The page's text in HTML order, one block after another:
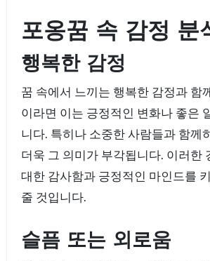
포옹꿈 속 감정 분
행복한 감정
꿈 속에서 느끼는 행복한 감정과 함
이라면 이는 긍정적인 변화나 좋은
니다. 특히나 소중한 사람들과 함께
더욱 그 의미가 부각됩니다. 이러한
대한 감사함과 긍정적인 마인드를
줄 것입니다.
슬픔 또는 외로움